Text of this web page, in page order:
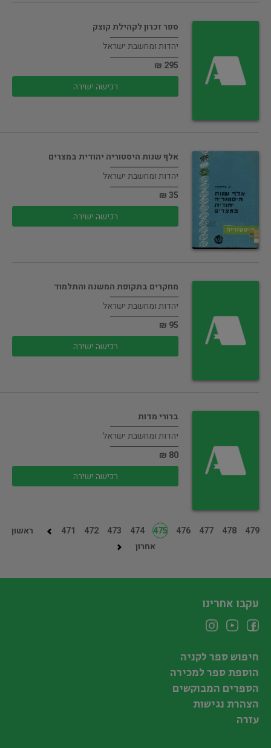
ספר זכרון לקהילת קוצק
יהדות ומחשבת ישראל
295 ₪
רכישה ישירה
אלף שנות היסטוריה יהודית במצרים
יהדות ומחשבת ישראל
35 ₪
רכישה ישירה
מחקרים בתקופת המשנה והתלמוד
יהדות ומחשבת ישראל
95 ₪
רכישה ישירה
ברורי מדות
יהדות ומחשבת ישראל
80 ₪
רכישה ישירה
ראשון 471 472 473 474 475 476 477 478
479
אחרון
עקבו אחרינו
חיפוש ספר לקניה
הוספת ספר למכירה
הספרים המבוקשים
הצהרת נגישות
עזרה